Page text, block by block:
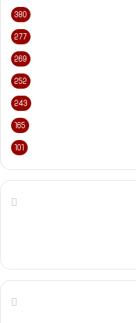
380
277
269
252
243
165
101